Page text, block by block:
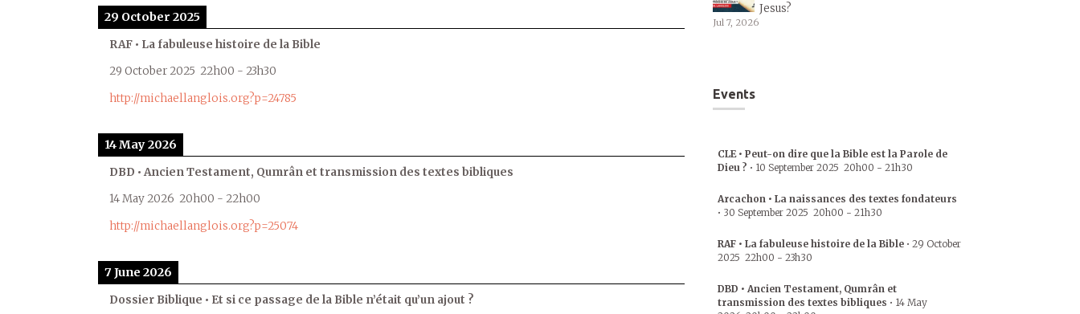
29 October 2025
RAF • La fabuleuse histoire de la Bible
29 October 2025 22h00 - 23h30
http://michaellanglois.org?p=24785
14 May 2026
DBD • Ancien Testament, Qumrân et transmission des textes bibliques
14 May 2026 20h00 - 22h00
http://michaellanglois.org?p=25074
7 June 2026
Dossier Biblique • Et si ce passage de la Bible n’était qu’un ajout ?
Jesus?
Jul 7, 2026
Events
CLE • Peut-on dire que la Bible est la Parole de
Dieu ? • 10 September 2025 20h00 - 21h30
Arcachon • La naissances des textes fondateurs
• 30 September 2025 20h00 - 21h30
RAF • La fabuleuse histoire de la Bible • 29 October
2025 22h00 - 23h30
DBD • Ancien Testament, Qumrân et
transmission des textes bibliques • 14 May